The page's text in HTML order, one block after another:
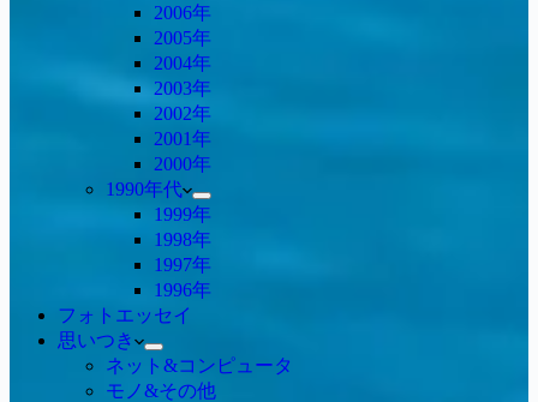
2006年
2005年
2004年
2003年
2002年
2001年
2000年
1990年代
1999年
1998年
1997年
1996年
フォトエッセイ
思いつき
ネット&コンピュータ
モノ&その他